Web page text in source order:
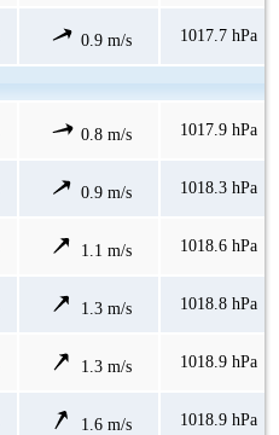
0.9 m/s 1017.7 hPa
0.8 m/s 1017.9 hPa
0.9 m/s 1018.3 hPa
1.1 m/s 1018.6 hPa
1.3 m/s 1018.8 hPa
1.3 m/s 1018.9 hPa
1.6 m/s 1018.9 hPa